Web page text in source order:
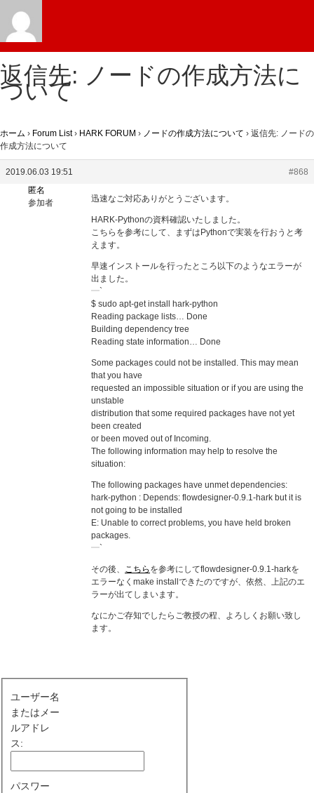
返信先: ノードの作成方法に
ついて
ホーム › Forum List › HARK FORUM › ノードの作成方法について › 返信先: ノードの
作成方法について
2019.06.03 19:51
#868
匿名
参加者
迅速なご対応ありがとうございます。
HARK-Pythonの資料確認いたしました。
こちらを参考にして、まずはPythonで実装を行おうと考
えます。
早速インストールを行ったところ以下のようなエラーが
出ました。
`
$ sudo apt-get install hark-python
Reading package lists… Done
Building dependency tree
Reading state information… Done
Some packages could not be installed. This may mean
that you have
requested an impossible situation or if you are using the
unstable
distribution that some required packages have not yet
been created
or been moved out of Incoming.
The following information may help to resolve the
situation:
The following packages have unmet dependencies:
hark-python : Depends: flowdesigner-0.9.1-hark but it is
not going to be installed
E: Unable to correct problems, you have held broken
packages.
`
その後、 こちら を参考にしてflowdesigner-0.9.1-harkを
エラーなくmake installできたのですが、依然、上記のエ
ラーが出てしまいます。
なにかご存知でしたらご教授の程、よろしくお願い致し
ます。
ユーザー名
またはメー
ルアドレ
ス:
パスワー